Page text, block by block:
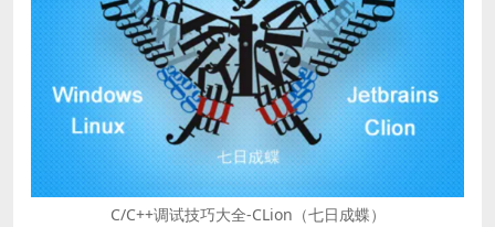
C/C++调试技巧大全-CLion（七日成蝶）